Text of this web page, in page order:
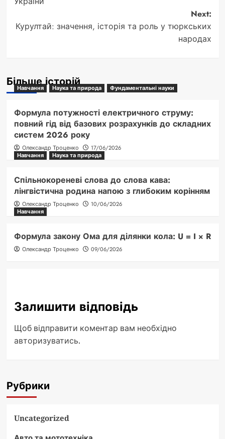
Next:
Курултай: значення, історія та роль у тюркських
народах
Більше історій
Навчання Наука та природа Фундаментальні науки
Формула потужності електричного струму:
повний гід від базових розрахунків до складних
систем 2026 року
Олександр Троценко
17/06/2026
Навчання
Наука та природа
Спільнокореневі слова до слова кава:
лінгвістична родина напою з глибоким корінням
Олександр Троценко
10/06/2026
Навчання
Формула закону Ома для ділянки кола: U = I × R
Олександр Троценко 09/06/2026
Залишити відповідь
Щоб відправити коментар вам необхідно
авторизуватись.
Рубрики
Uncategorized